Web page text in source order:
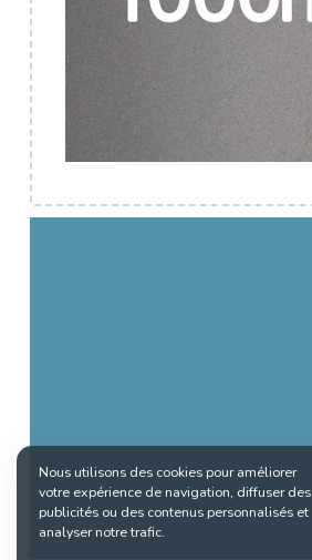
Nous utilisons des cookies pour améliorer
votre expérience de navigation, diffuser des
publicités ou des contenus personnalisés et
analyser notre trafic.